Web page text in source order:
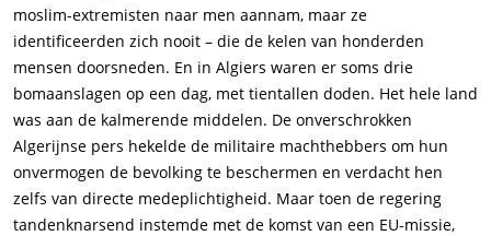
moslim-extremisten naar men aannam, maar ze
identificeerden zich nooit – die de kelen van honderden
mensen doorsneden. En in Algiers waren er soms drie
bomaanslagen op een dag, met tientallen doden. Het hele land
was aan de kalmerende middelen. De onverschrokken
Algerijnse pers hekelde de militaire machthebbers om hun
onvermogen de bevolking te beschermen en verdacht hen
zelfs van directe medeplichtigheid. Maar toen de regering
tandenknarsend instemde met de komst van een EU-missie,